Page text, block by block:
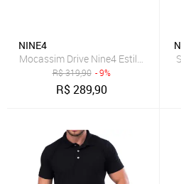
NINE4
Mocassim Drive Nine4 Estilo Casual
R$319,90 - 9%
R$289,90